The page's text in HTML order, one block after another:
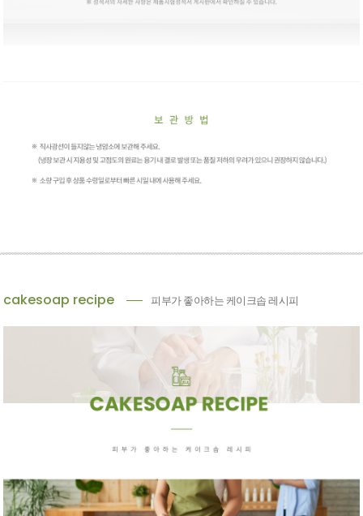
cakesoap recipe 피부가 좋아하는 케이크솝 레시피